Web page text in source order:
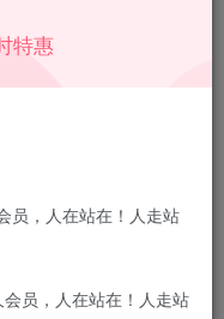
联系我们删除！
特惠
员，人在站在！人走站
员，人在站在！人走站